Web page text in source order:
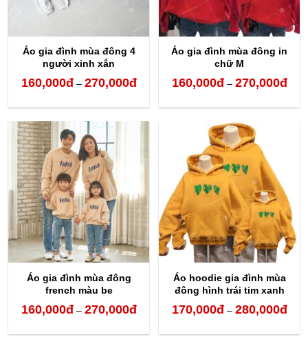
Áo gia đình mùa đông 4
người xinh xắn
160,000đ – 270,000đKhoảng
từ
đến
270,000đ
Áo gia đình mùa đông in
chữ M
160,000đ – 270,000đ
Áo gia đình mùa đông
french màu be
160,000đ – 270,000đKhoảng
Áo hoodie gia đình mùa
đông hình trái tim xanh
170,000đ – 280,000đ